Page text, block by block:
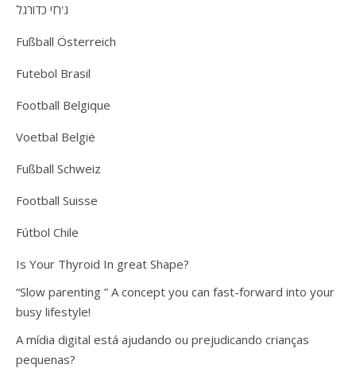
ג'רזי כדורגל
Fußball Österreich
Futebol Brasil
Football Belgique
Voetbal België
Fußball Schweiz
Football Suisse
Fútbol Chile
Is Your Thyroid In great Shape?
“Slow parenting ” A concept you can fast-forward into your
busy lifestyle!
A mídia digital está ajudando ou prejudicando crianças
pequenas?